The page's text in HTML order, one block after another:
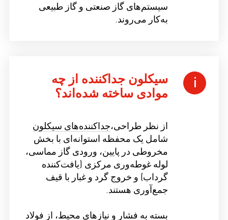
سیستم‌های گاز صنعتی و گاز طبیعی
به‌کار می‌روند.
سیکلون جداکننده از چه
موادی ساخته شده‌اند؟
از نظر طراحی،جداکننده‌های سیکلون
شامل یک محفظه استوانه‌ای با بخش
مخروطی در پایین، ورودی گاز مماسی،
لوله غوطه‌وری مرکزی (یافت‌کننده
گرداب) و خروج گرد و غبار با قیف
جمع‌آوری هستند.
بسته به فشار و نیازهای محیط، از فولاد